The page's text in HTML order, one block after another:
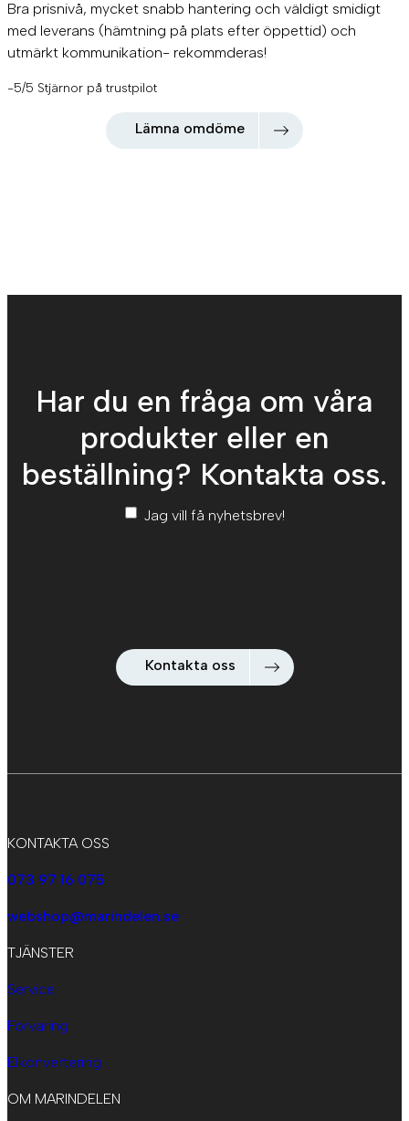
Bra prisnivå, mycket snabb hantering och väldigt smidigt
med leverans (hämtning på plats efter öppettid) och
utmärkt kommunikation- rekommderas!
-5/5 Stjärnor på trustpilot
Lämna omdöme
Har du en fråga om våra
produkter eller en
beställning? Kontakta oss.
Nyhetsbrev*
Jag vill få nyhetsbrev!
Kontakta oss
KONTAKTA OSS
073 97 16 075
webshop@marindelen.se
TJÄNSTER
Service
Förvaring
Elkonvertering
OM MARINDELEN